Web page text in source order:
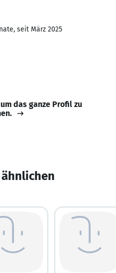
seit März 2025
das ganze Profil zu